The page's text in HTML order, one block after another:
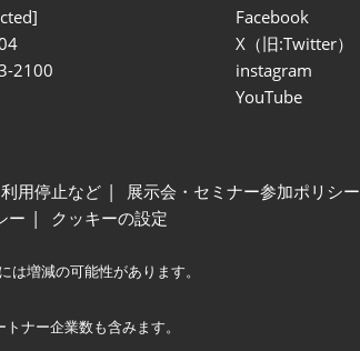
2100
Facebook
X（旧:Twitter）
instagram
YouTube
用停止など 展示会・セミナー参加ポリシー
ー クッキーの設定
増減の可能性があります。
ナー企業数も含みます。